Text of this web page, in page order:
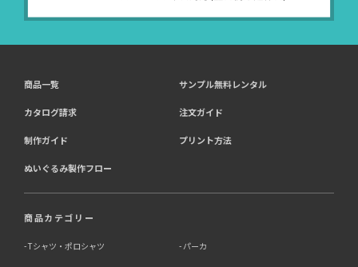
商品一覧 サンプル無料レンタル
カタログ請求 注文ガイド
制作ガイド プリント方法
ぬいぐるみ製作フロー
商品カテゴリー
Tシャツ・ポロシャツ パーカ